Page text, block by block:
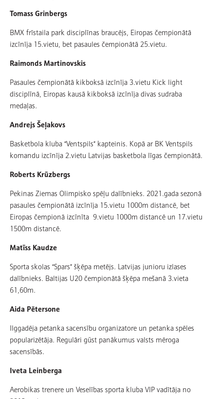
Tomass Grinbergs
BMX frīstaila park disciplīnas braucējs, Eiropas čempionātā
izcīnīja 15.vietu, bet pasaules čempionātā 25.vietu.
Raimonds Martinovskis
Pasaules čempionātā kikboksā izcīnīja 3.vietu Kick light
disciplīnā, Eiropas kausā kikboksā izcīnīja divas sudraba
medaļas.
Andrejs Šeļakovs
Basketbola kluba “Ventspils” kapteinis. Kopā ar BK Ventspils
komandu izcīnīja 2.vietu Latvijas basketbola līgas čempionātā.
Roberts Krūzbergs
Pekinas Ziemas Olimpisko spēļu dalībnieks. 2021.gada sezonā
pasaules čempionātā izcīnīja 15.vietu 1000m distancē, bet
Eiropas čempionā izcīnīta 9.vietu 1000m distancē un 17.vietu
1500m distancē.
Matīss Kaudze
Sporta skolas “Spars” šķēpa metējs. Latvijas junioru izlases
dalībnieks. Baltijas U20 čempionātā šķēpa mešanā 3.vieta
61,60m.
Aida Pētersone
Ilggadēja petanka sacensību organizatore un petanka spēles
popularizētāja. Regulāri gūst panākumus valsts mēroga
sacensībās.
Iveta Leinberga
Aerobikas trenere un Veselības sporta kluba VIP vadītāja no